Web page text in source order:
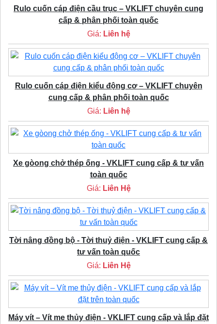
Rulo cuốn cáp điện cầu trục – VKLIFT chuyên cung
cấp & phân phối toàn quốc
Giá: Liên hệ
Rulo cuốn cáp điện kiểu động cơ – VKLIFT chuyên
cung cấp & phân phối toàn quốc
Giá: Liên hệ
Xe gòong chở thép ống - VKLIFT cung cấp & tư vấn
toàn quốc
Giá: Liên Hệ
Tời nâng đồng bộ - Tời thuỷ điện - VKLIFT cung cấp &
tư vấn toàn quốc
Giá: Liên Hệ
Máy vít – Vít me thủy điện - VKLIFT cung cấp và lắp đặt